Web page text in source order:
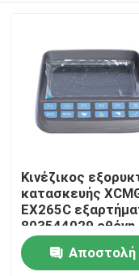
Αρχική Σελίδα
Προϊόντα
Σχετικά με εμάς
Κινέζικος
κατασκευής
EX265C
803544029 οθόνη
οθόνης για
αντικατάσταση
Αποστολή